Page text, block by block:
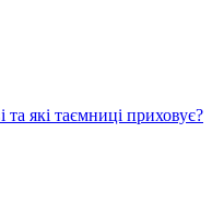
які таємниці приховує?